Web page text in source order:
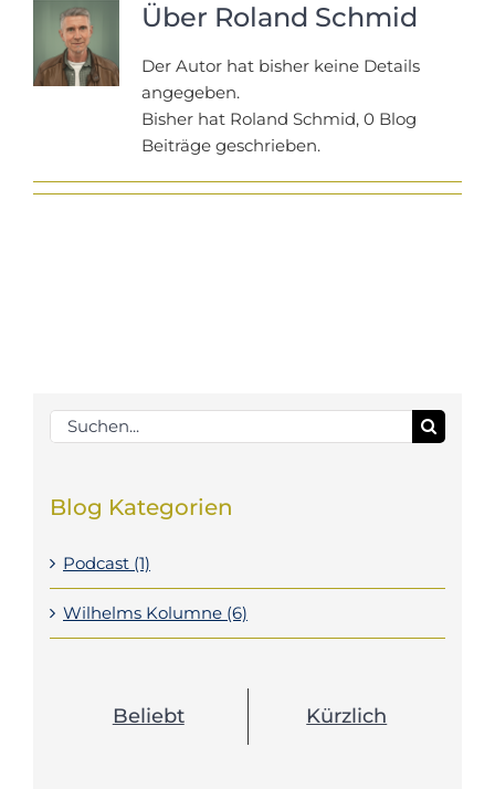
Über Roland Schmid
Der Autor hat bisher keine Details
angegeben.
Bisher hat Roland Schmid, 0 Blog
Beiträge geschrieben.
Suche
nach:
Blog Kategorien
Podcast (1)
Wilhelms Kolumne (6)
Beliebt Kürzlich